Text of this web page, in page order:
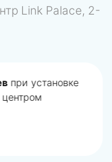
Link Palace, 2-
при установке